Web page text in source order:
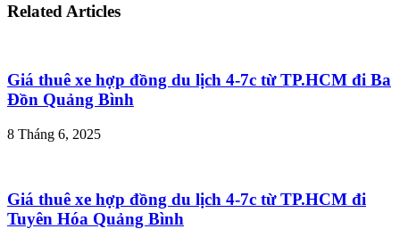
Related Articles
Giá thuê xe hợp đồng du lịch 4-7c từ TP.HCM đi Ba
Đồn Quảng Bình
8 Tháng 6, 2025
Giá thuê xe hợp đồng du lịch 4-7c từ TP.HCM đi
Tuyên Hóa Quảng Bình